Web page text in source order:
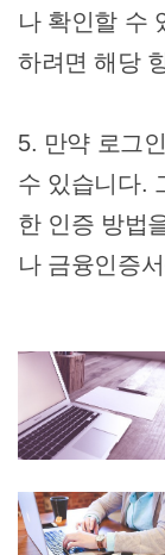
나 확인할 수
하려면 해당
5. 만약 로그
수 있습니다.
한 인증 방법
나 금융인증